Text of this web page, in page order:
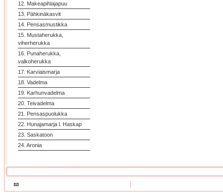
12. Makeapihlajapuu
13. Pähkinäkasvit
14. Pensasmustikka
15. Mustaherukka,
viherherukka
16. Punaherukka,
valkoherukka
17. Karviaismarja
18. Vadelma
19. Karhunvadelma
20. Teivadelma
21. Pensaspuolukka
22. Hunajamarja l. Haskap
23. Saskatoon
24. Aronia